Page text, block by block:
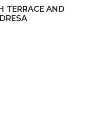
TERRACE AND